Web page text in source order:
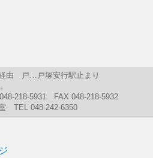
由 戸…戸塚安行駅止まり
218-5931 FAX 048-218-5932
TEL 048-242-6350